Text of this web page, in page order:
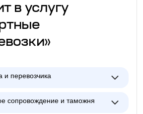
в услугу
и перевозчика
сопровождение и таможня